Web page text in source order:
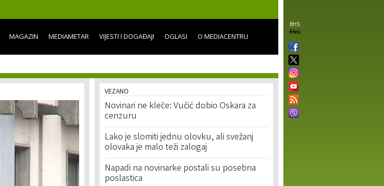
content
BHS
ENG
MAGAZIN MEDIAMETAR VIJESTI I DOGAĐAJI OGLASI O MEDIACENTRU
VEZANO
Novinari ne kleče: Vučić dobio Oskara za
cenzuru
Lako je slomiti jednu olovku, ali svežanj
olovaka je malo teži zalogaj
Napadi na novinarke postali su posebna
poslastica